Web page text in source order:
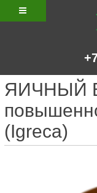
ЯИЧНЫЙ
(Igreca)